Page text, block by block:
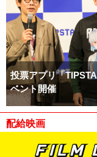
投票アプリ「
ベント開催
配給映画